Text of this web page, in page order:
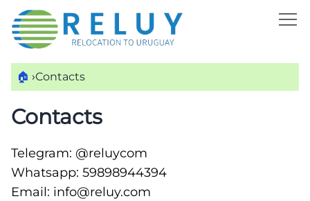
🏠 ›Contacts
Contacts
Telegram: @reluycom
Whatsapp: 59898944394
Email: info@reluy.com